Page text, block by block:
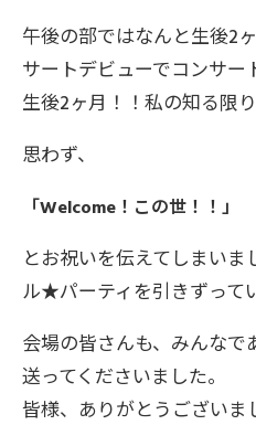
午後の部ではなんと生後2
サートデビューでコンサー
生後2ヶ月！！私の知る限
思わず、
「Welcome ！この世！！」
とお祝いを伝えてしまい
ル★パーティを引きずって
会場の皆さんも、みんなで
送ってくださいました。
皆様、ありがとうございま